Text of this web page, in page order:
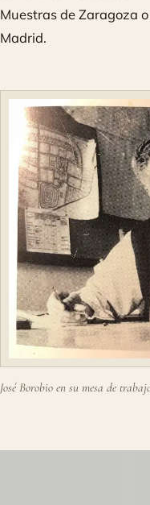
Muestras de Zaragoza
Madrid.
José Borobio en su mesa de